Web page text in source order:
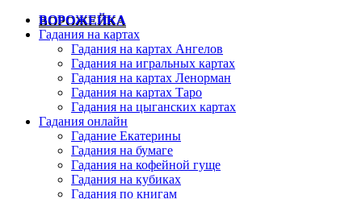
ВОРОЖЕЙКА
Гадания на картах
Гадания на картах Ангелов
Гадания на игральных картах
Гадания на картах Ленорман
Гадания на картах Таро
Гадания на цыганских картах
Гадания онлайн
Гадание Екатерины
Гадания на бумаге
Гадания на кофейной гуще
Гадания на кубиках
Гадания по книгам